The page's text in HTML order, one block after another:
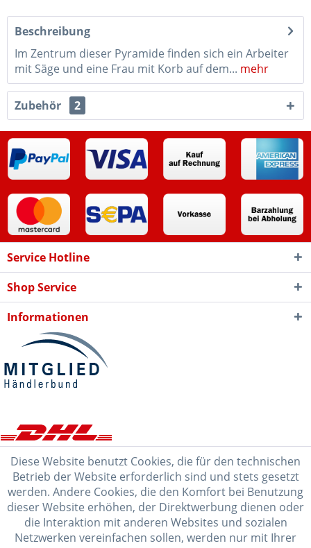
Beschreibung
Im Zentrum dieser Pyramide finden sich ein Arbeiter
mit Säge und eine Frau mit Korb auf dem... mehr
Zubehör 2
Service Hotline
Shop Service
Informationen
Diese Website benutzt Cookies, die für den technischen
Betrieb der Website erforderlich sind und stets gesetzt
werden. Andere Cookies, die den Komfort bei Benutzung
dieser Website erhöhen, der Direktwerbung dienen oder
die Interaktion mit anderen Websites und sozialen
Netzwerken vereinfachen sollen, werden nur mit Ihrer